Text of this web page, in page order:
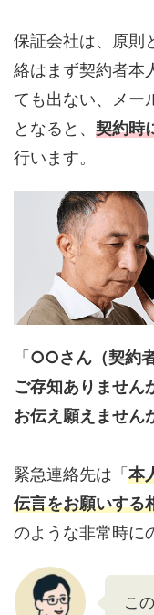
保証会社は、原則
絡はまず契約者本
ても出ない、メー
となると、 契約時
行います。
「 ○○さん（契約者
ご存知ありません
お伝え願えません
緊急連絡先は「 本
伝言をお願いする
のような非常時に
こ